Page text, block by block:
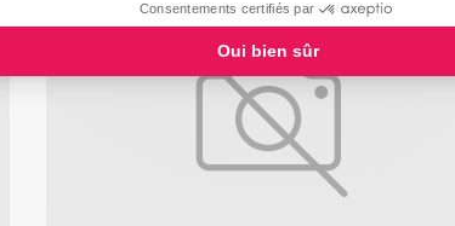
Consentements certifiés par
Oui bien sûr